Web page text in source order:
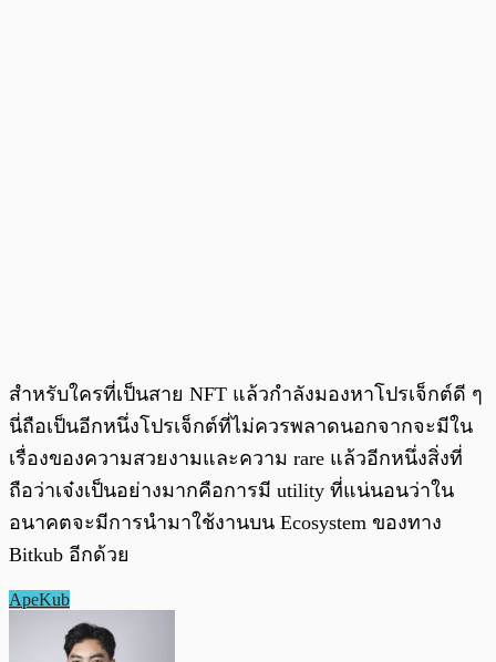
สำหรับใครที่เป็นสาย NFT แล้วกำลังมองหาโปรเจ็กต์ดี ๆ
นี่ถือเป็นอีกหนึ่งโปรเจ็กต์ที่ไม่ควรพลาดนอกจากจะมีใน
เรื่องของความสวยงามและความ rare แล้วอีกหนึ่งสิ่งที่
ถือว่าเจ๋งเป็นอย่างมากคือการมี utility ที่แน่นอนว่าใน
อนาคตจะมีการนำมาใช้งานบน Ecosystem ของทาง
Bitkub อีกด้วย
ApeKub